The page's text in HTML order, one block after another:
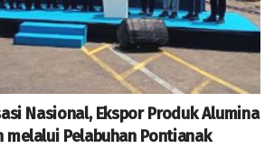
Nasional, Ekspor Produk Alumina
melalui Pelabuhan Pontianak